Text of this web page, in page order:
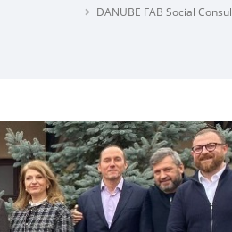
DANUBE FAB Social